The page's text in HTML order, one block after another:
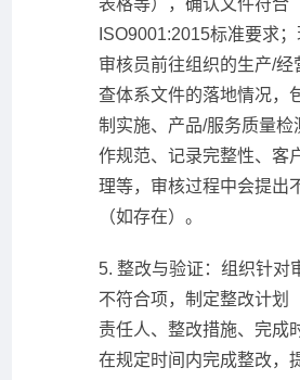
表格等），确认文件符合
ISO9001:2015标准要求；
审核员前往组织的生产/经
查体系文件的落地情况，
制实施、产品/服务质量检
作规范、记录完整性、客
理等，审核过程中会提出
（如存在）。
5. 整改与验证：组织针对
不符合项，制定整改计划
责任人、整改措施、完成
在规定时间内完成整改，